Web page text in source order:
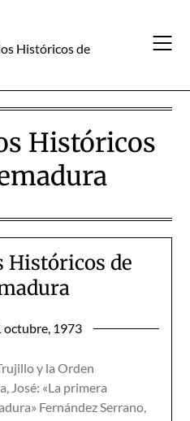
Históricos de
Históricos
Históricos de
octubre, 1973
y la Orden
José: «La primera
Fernández Serrano,